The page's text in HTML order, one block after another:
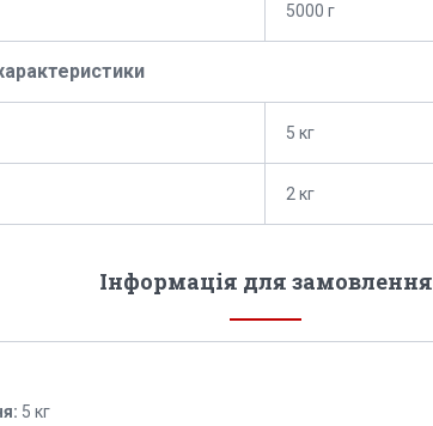
5000 г
5 кг
2 кг
Інформація для замовлення
5 кг